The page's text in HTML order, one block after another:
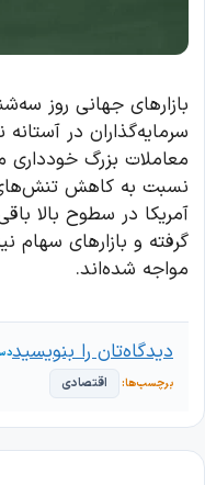
بازارهای جهانی روز
سرمایه‌گذاران در
معاملات بزرگ
نسبت به کاهش تنش‌های
آمریکا در سطوح بالا
گرفته و بازارهای سهام
مواجه شده‌اند.
اقتصادی
دیدگاه‌تان را بنویسید